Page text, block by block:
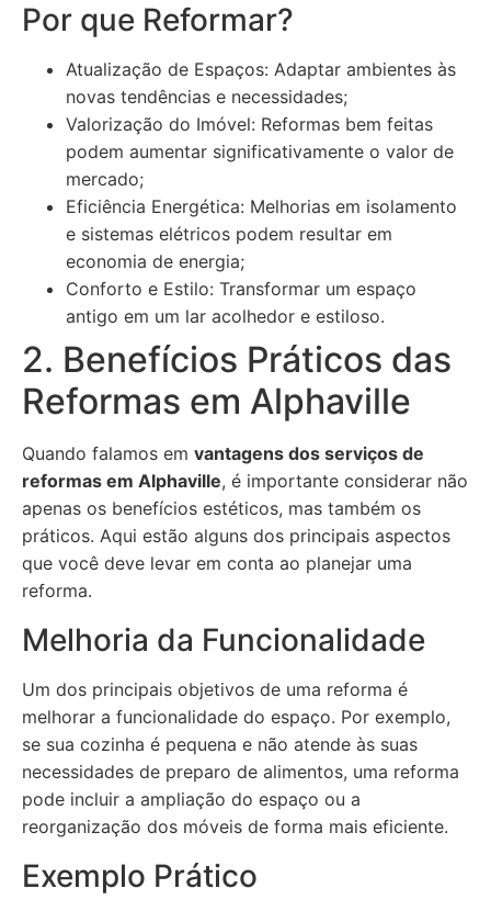
Por que Reformar?
Atualização de Espaços: Adaptar ambientes às
novas tendências e necessidades;
Valorização do Imóvel: Reformas bem feitas
podem aumentar significativamente o valor de
mercado;
Eficiência Energética: Melhorias em isolamento
e sistemas elétricos podem resultar em
economia de energia;
Conforto e Estilo: Transformar um espaço
antigo em um lar acolhedor e estiloso.
2. Benefícios Práticos das
Reformas em Alphaville
Quando falamos em vantagens dos serviços de
reformas em Alphaville, é importante considerar não
apenas os benefícios estéticos, mas também os
práticos. Aqui estão alguns dos principais aspectos
que você deve levar em conta ao planejar uma
reforma.
Melhoria da Funcionalidade
Um dos principais objetivos de uma reforma é
melhorar a funcionalidade do espaço. Por exemplo,
se sua cozinha é pequena e não atende às suas
necessidades de preparo de alimentos, uma reforma
pode incluir a ampliação do espaço ou a
reorganização dos móveis de forma mais eficiente.
Exemplo Prático